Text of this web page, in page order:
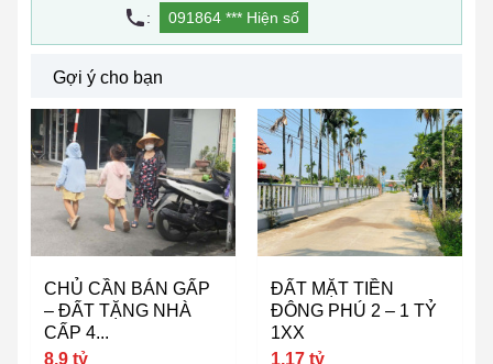
:
091864 *** Hiện số
Gợi ý cho bạn
CHỦ CẦN BÁN GẤP
– ĐẤT TẶNG NHÀ
CẤP 4...
8,9 tỷ
ĐẤT MẶT TIỀN
ĐÔNG PHÚ 2 – 1 TỶ
1XX
1,17 tỷ